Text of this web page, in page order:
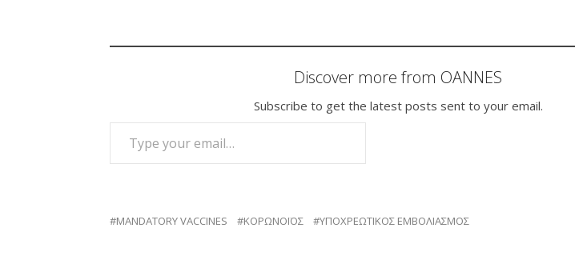
Discover more from OANNES
Subscribe to get the latest posts sent to your email.
TYPE YOUR EMAIL…
MANDATORY VACCINES ΚΟΡΩΝΟΪΟΣ ΥΠΟΧΡΕΩΤΙΚΟΣ ΕΜΒΟΛΙΑΣΜΟΣ